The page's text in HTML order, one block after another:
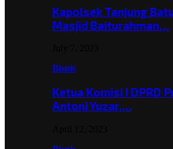
Kapolsek Tanjung
Masjid Baiturahman…
Bisnis
Ketua Komisi I DPRD
Antoni Yuzar,…